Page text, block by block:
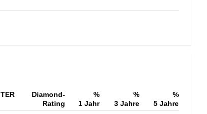
TER
Diamond-
Rating
%
1 Jahr
%
3 Jahre
%
5 Jahre